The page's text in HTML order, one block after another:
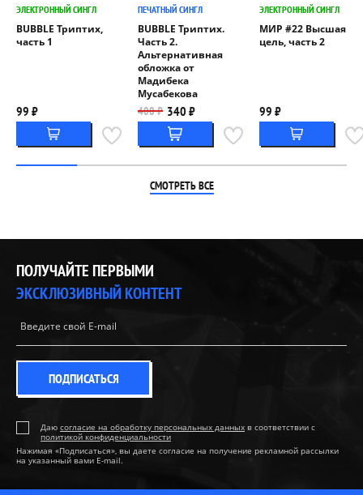
ЭЛЕКТРОННЫЙ СИНГЛ
BUBBLE Триптих,
часть 1
99 ₽
ПЕЧАТНЫЙ СИНГЛ
BUBBLE Триптих.
Часть 2.
Альтернативная
обложка от
Мадибека
Мусабекова
400 ₽ 340 ₽
ЭЛЕКТРОННЫЙ СИНГЛ
МИР #22 Высшая
цель, часть 2
99 ₽
СМОТРЕТЬ ВСЕ
ПОЛУЧАЙТЕ ПЕРВЫМИ
ЭКСКЛЮЗИВНЫЙ КОНТЕНТ
ПОДПИСАТЬСЯ
Даю согласие на обработку персональных данных в соответствии с
политикой конфиденциальности
Нажимая «Подписаться», вы даете согласие на получение рекламной рассылки
на указанный вами E-mail.